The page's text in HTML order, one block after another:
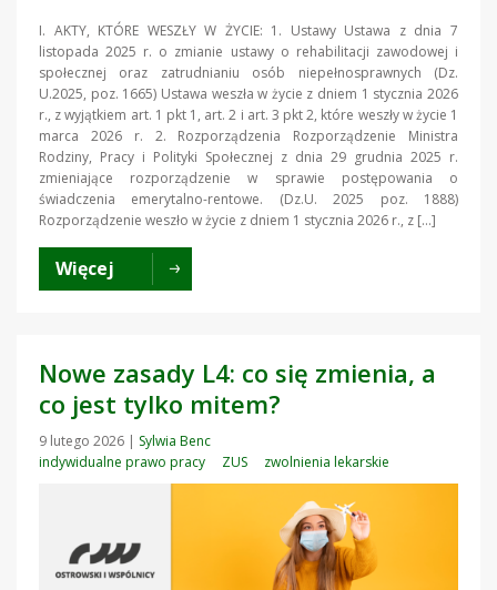
I. AKTY, KTÓRE WESZŁY W ŻYCIE: 1. Ustawy Ustawa z dnia 7
listopada 2025 r. o zmianie ustawy o rehabilitacji zawodowej i
społecznej oraz zatrudnianiu osób niepełnosprawnych (Dz.
U.2025, poz. 1665) Ustawa weszła w życie z dniem 1 stycznia 2026
r., z wyjątkiem art. 1 pkt 1, art. 2 i art. 3 pkt 2, które weszły w życie 1
marca 2026 r. 2. Rozporządzenia Rozporządzenie Ministra
Rodziny, Pracy i Polityki Społecznej z dnia 29 grudnia 2025 r.
zmieniające rozporządzenie w sprawie postępowania o
świadczenia emerytalno-rentowe. (Dz.U. 2025 poz. 1888)
Rozporządzenie weszło w życie z dniem 1 stycznia 2026 r., z […]
Więcej
Nowe zasady L4: co się zmienia, a
co jest tylko mitem?
9 lutego 2026 | Sylwia Benc
indywidualne prawo pracy
ZUS zwolnienia lekarskie